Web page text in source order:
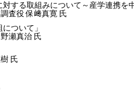
する取組みについて～産学連携を
査役 保﨑真寛 氏
ついて」
瀬真治 氏
氏